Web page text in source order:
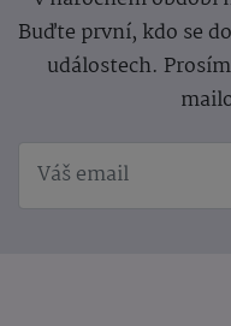
Buďte první, kdo se
událostech.